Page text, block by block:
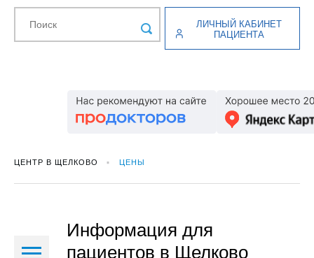
ЛИЧНЫЙ КАБИНЕТ
ПАЦИЕНТА
ЦЕНТР В ЩЕЛКОВО ЦЕНЫ
Информация для
пациентов в Щелково